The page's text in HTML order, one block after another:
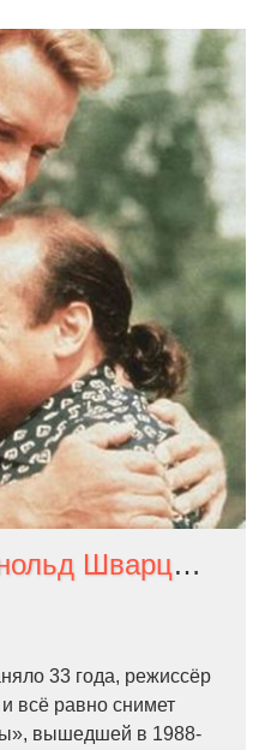
«Тройняшки»: Арнольд Шварценеггер и Дэнни ДеВито встретят нового брата в сиквеле комедии «Близнецы» Новости
33 года, режиссёр
всё равно снимет
вышедшей в 1988-